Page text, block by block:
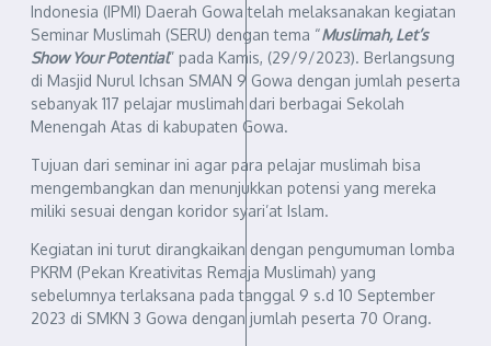
Indonesia (IPMI) Daerah Gowa telah melaksanakan kegiatan
Seminar Muslimah (SERU) dengan tema “Muslimah, Let’s
Show Your Potential” pada Kamis, (29/9/2023). Berlangsung
di Masjid Nurul Ichsan SMAN 9 Gowa dengan jumlah peserta
sebanyak 117 pelajar muslimah dari berbagai Sekolah
Menengah Atas di kabupaten Gowa.
Tujuan dari seminar ini agar para pelajar muslimah bisa
mengembangkan dan menunjukkan potensi yang mereka
miliki sesuai dengan koridor syari’at Islam.
Kegiatan ini turut dirangkaikan dengan pengumuman lomba
PKRM (Pekan Kreativitas Remaja Muslimah) yang
sebelumnya terlaksana pada tanggal 9 s.d 10 September
2023 di SMKN 3 Gowa dengan jumlah peserta 70 Orang.